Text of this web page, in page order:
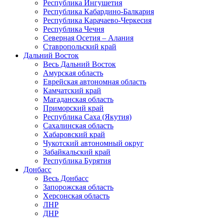
Республика Ингушетия
Республика Кабардино-Балкария
Республика Карачаево-Черкесия
Республика Чечня
Северная Осетия – Алания
Ставропольский край
Дальний Восток
Весь Дальний Восток
Амурская область
Еврейская автономная область
Камчатский край
Магаданская область
Приморский край
Республика Саха (Якутия)
Сахалинская область
Хабаровский край
Чукотский автономный округ
Забайкальский край
Республика Бурятия
Донбасс
Весь Донбасс
Запорожская область
Херсонская область
ЛНР
ДНР